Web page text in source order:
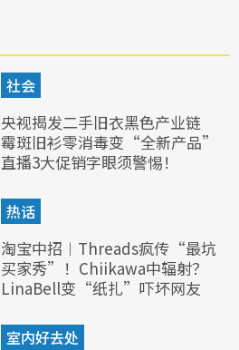
社会
央视揭发二手旧衣黑色产业链
霉斑旧衫零消毒变“全新产品”
直播3大促销字眼须警惕！
热话
淘宝中招︱Threads疯传“最坑
买家秀”！Chiikawa中辐射？
LinaBell变“纸扎”吓坏网友
室内好去处